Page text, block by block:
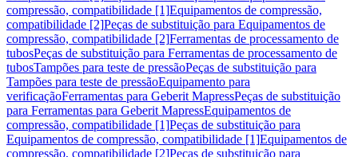
compressão, compatibilidade [1]Equipamentos de compressão,
compatibilidade [2]Peças de substituição para Equipamentos de
compressão, compatibilidade [2]Ferramentas de processamento de
tubosPeças de substituição para Ferramentas de processamento de
tubosTampões para teste de pressãoPeças de substituição para
Tampões para teste de pressãoEquipamento para
verificaçãoFerramentas para Geberit MapressPeças de substituição
para Ferramentas para Geberit MapressEquipamentos de
compressão, compatibilidade [1]Peças de substituição para
Equipamentos de compressão, compatibilidade [1]Equipamentos de
compressão, compatibilidade [2]Peças de substituição para